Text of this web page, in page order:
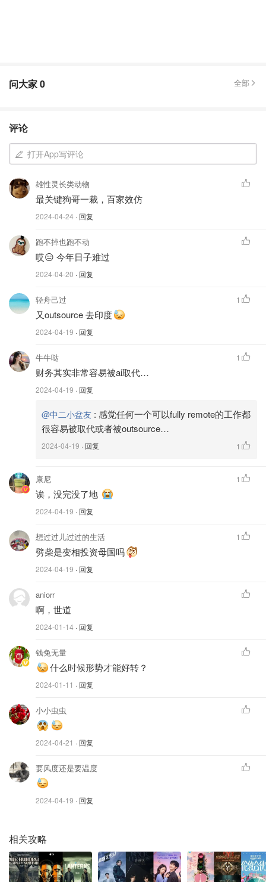
问大家0 全部
评论
打开App写评论
雄性灵长类动物
最关键狗哥一裁，百家效仿
2024-04-24 · 回复
跑不掉也跑不动
哎😑 今年日子难过
2024-04-20 · 回复
轻舟己过
又outsource 去印度
2024-04-19 · 回复
1
牛牛哒
财务其实非常容易被ai取代…
2024-04-19 · 回复
1
@中二小盆友 : 感觉任何一个可以fully remote的工作都
很容易被取代或者被outsource…
2024-04-19 · 回复 1
康尼
诶，没完没了地
2024-04-19 · 回复
1
想过过儿过过的生活
劈柴是变相投资母国吗
2024-04-19 · 回复
1
aniorr
啊，世道
2024-01-14 · 回复
钱兔无量
什么时候形势才能好转？
2024-01-11 · 回复
小小虫虫
2024-04-21 · 回复
要风度还是要温度
2024-04-19 · 回复
相关攻略